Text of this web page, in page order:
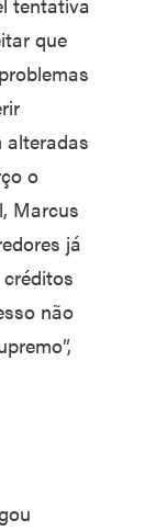
que
alteradas
o
Marcus
já
não